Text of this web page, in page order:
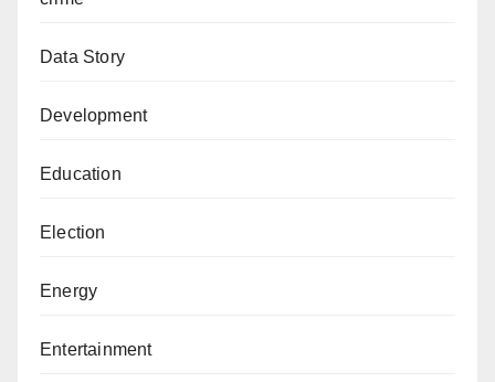
Data Story
Development
Education
Election
Energy
Entertainment